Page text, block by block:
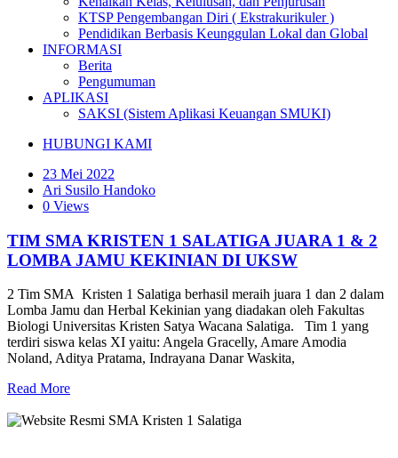
KTSP Pengembangan Diri ( Ekstrakurikuler )
Pendidikan Berbasis Keunggulan Lokal dan Global
INFORMASI
Berita
Pengumuman
APLIKASI
SAKSI (Sistem Aplikasi Keuangan SMUKI)
HUBUNGI KAMI
23 Mei 2022
Ari Susilo Handoko
0 Views
TIM SMA KRISTEN 1 SALATIGA JUARA 1 & 2
LOMBA JAMU KEKINIAN DI UKSW
2 Tim SMA Kristen 1 Salatiga berhasil meraih juara 1 dan 2 dalam
Lomba Jamu dan Herbal Kekinian yang diadakan oleh Fakultas
Biologi Universitas Kristen Satya Wacana Salatiga. Tim 1 yang
terdiri siswa kelas XI yaitu: Angela Gracelly, Amare Amodia
Noland, Aditya Pratama, Indrayana Danar Waskita,
Read More